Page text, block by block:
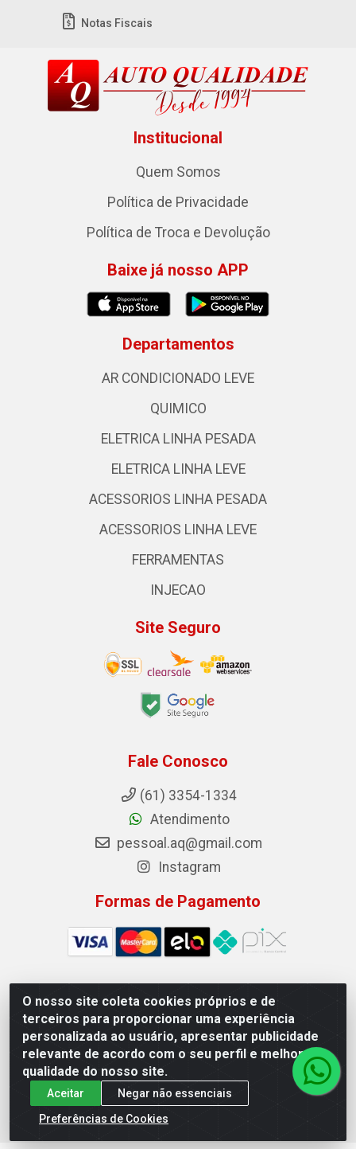
O nosso site coleta cookies próprios e de
terceiros para proporcionar uma experiência
personalizada ao usuário, apresentar publicidade
relevante de acordo com o seu perfil e melhorar a
qualidade do nosso site.
Aceitar
Negar não essenciais
Preferências de Cookies
Notas Fiscais
Institucional
Quem Somos
Política de Privacidade
Política de Troca e Devolução
Baixe já nosso APP
Departamentos
AR CONDICIONADO LEVE
QUIMICO
ELETRICA LINHA PESADA
ELETRICA LINHA LEVE
ACESSORIOS LINHA PESADA
ACESSORIOS LINHA LEVE
FERRAMENTAS
INJECAO
Site Seguro
Fale Conosco
(61) 3354-1334
Atendimento
pessoal.aq@gmail.com
Instagram
Formas de Pagamento
Auto Qualidade Comercio de Pecas LTDA - Quadra Qi
23, S/N, Lote 05/06 - Taguatinga, Brasília/DF - CEP
72.135-230 - CNPJ 72.617.459/0001-40